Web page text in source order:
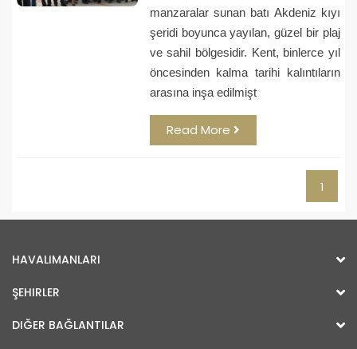
manzaralar sunan batı Akdeniz kıyı
şeridi boyunca yayılan, güzel bir plaj
ve sahil bölgesidir. Kent, binlerce yıl
öncesinden kalma tarihi kalıntıların
arasına inşa edilmişt
Read More
1
HAVALIMANLARI
ŞEHIRLER
DIĞER BAĞLANTILAR